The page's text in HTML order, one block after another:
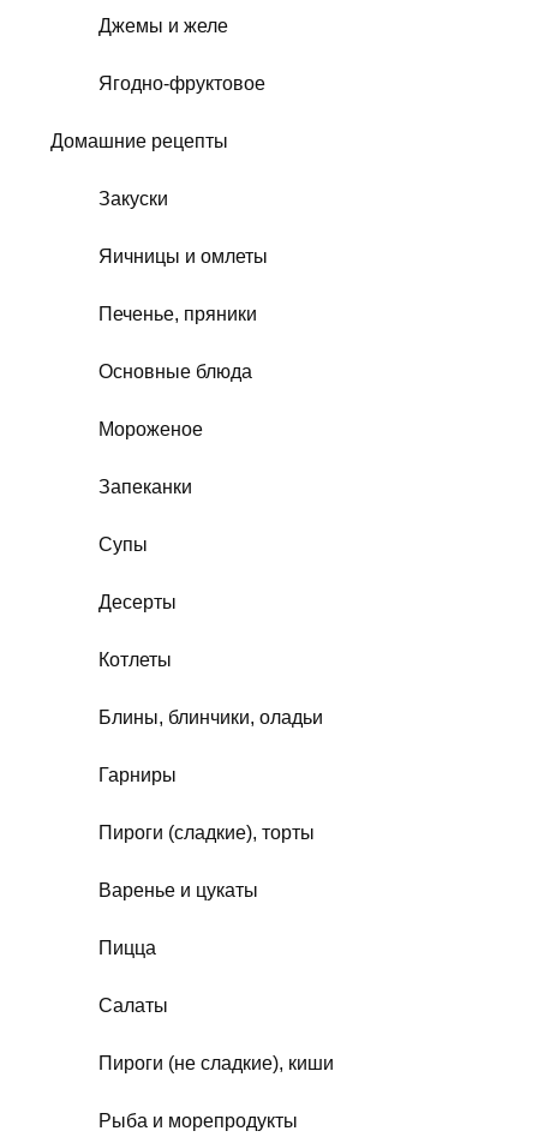
Джемы и желе
Ягодно-фруктовое
Домашние рецепты
Закуски
Яичницы и омлеты
Печенье, пряники
Основные блюда
Мороженое
Запеканки
Супы
Десерты
Котлеты
Блины, блинчики, оладьи
Гарниры
Пироги (сладкие), торты
Варенье и цукаты
Пицца
Салаты
Пироги (не сладкие), киши
Рыба и морепродукты